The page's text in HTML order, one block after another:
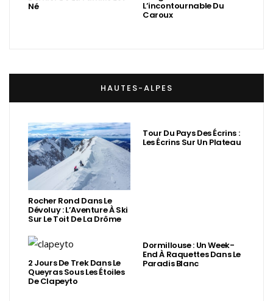
Né L’incontournable Du
Caroux
HAUTES-ALPES
Rocher Rond Dans Le
Dévoluy : L’Aventure À Ski
Sur Le Toit De La Drôme
Tour Du Pays Des Écrins :
Les Écrins Sur Un Plateau
2 Jours De Trek Dans Le
Queyras Sous Les Étoiles
De Clapeyto
Dormillouse : Un Week-
End À Raquettes Dans Le
Paradis Blanc